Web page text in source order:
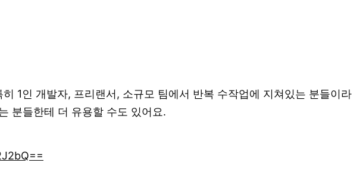
1인 개발자, 프리랜서, 소규모 팀에서 반복 수작업에 지쳐있는 분들이라
분들한테 더 유용할 수도 있어요.